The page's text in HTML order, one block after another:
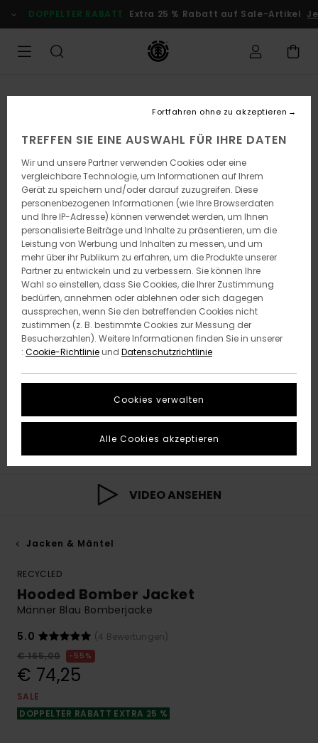
zur
Produktinformation
DOPPELTER RABATT Extra 25 % Rabatt auf Sale-Artikel
VIDEO ANSEHEN
Jacken & Mäntel
RECYCLED
Hooded Bomber Jacket
Männer Blau Bomberjacke
5.0
(4 Bewertungen)
€ 165,00
55%
€ 74,25
SALE
DOPPELTER RABATT EXTRA 25 %
TREFFEN SIE EINE AUSWAHL FÜR IHRE DATEN
Wir und unsere Partner verwenden Cookies oder eine
vergleichbare Technologie, um Informationen auf Ihrem
Gerät zu speichern und/oder darauf zuzugreifen. Diese
personenbezogenen Informationen (wie Ihre Browserdaten
und Ihre IP-Adresse) können verwendet werden, um Ihnen
personalisierte Beiträge und Inhalte zu präsentieren, um die
Leistung von Werbung und Inhalten zu messen, und um
mehr über ihr Publikum zu erfahren, um die Produkte unserer
Partner zu entwickeln und zu verbessern. Sie können Ihre
Wahl so einstellen, dass Sie Cookies, die Ihrer Zustimmung
bedürfen, annehmen oder ablehnen oder sich dagegen
aussprechen, wenn Sie den betreffenden Cookies nicht
zustimmen (z. B. bestimmte Cookies zur Messung der
Besucherzahlen). Weitere Informationen finden Sie in unserer
: Cookie-Richtlinieund Datenschutzrichtlinie
Cookies verwalten
Fortfahren ohne zu akzeptieren
Alle Cookies akzeptieren